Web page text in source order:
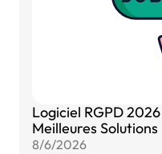
Logiciel RGPD
Meilleures Solutions
8/6/2026